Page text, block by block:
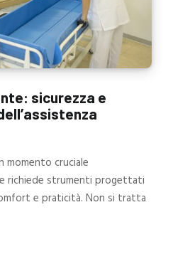
sicurezza e
momento cruciale
richiede strumenti progettati
e praticità. Non si tratta